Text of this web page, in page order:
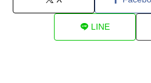
LINE